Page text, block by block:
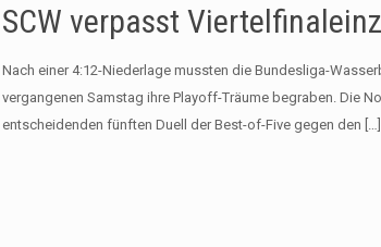
SCW verpasst
Nach einer 4:12-Niederlage mussten die Bundesliga-
vergangenen Samstag ihre Playoff-Träume begraben. Die
entscheidenden fünften Duell der Best-of-Five gegen den […]